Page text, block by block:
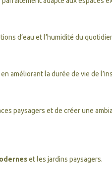
d’eau et l’humidité du
améliorant la durée de vie de
paysagers et de créer une
et les jardins paysagers.